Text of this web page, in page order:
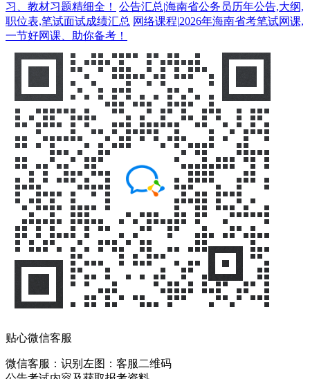
习、教材习题精细全！
公告汇总|海南省公务员历年公告,大纲,
职位表,笔试面试成绩汇总 网络课程|2026年海南省考笔试网课,
一节好网课、助你备考！
贴心微信客服
微信客服： 识别左图：客服二维码